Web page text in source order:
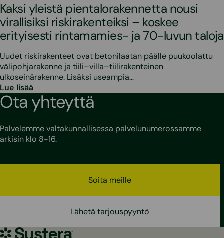
Kaksi yleistä pientalorakennetta nousi
virallisiksi riskirakenteiksi – koskee
erityisesti rintamamies- ja 70-luvun taloja
Uudet riskirakenteet ovat betonilaatan päälle puukoolattu
välipohjarakenne ja tiili–villa–tiilirakenteinen
ulkoseinärakenne. Lisäksi useampia…
Lue lisää
Ota yhteyttä
Palvelemme valtakunnallisessa palvelunumerossamme
arkisin klo 8-16.
Soita meille
Lähetä tarjouspyyntö
Sustera